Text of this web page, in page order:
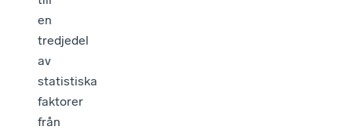
en
tredjedel
av
statistiska
faktorer
från